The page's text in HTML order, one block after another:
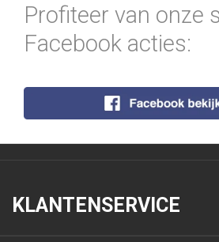
Profiteer van onze
Facebook acties:
KLANTENSERVICE